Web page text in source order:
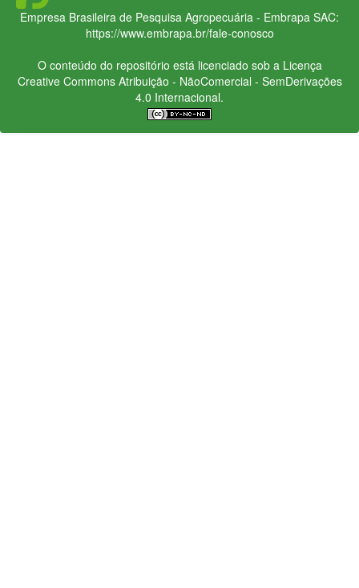
Empresa Brasileira de Pesquisa Agropecuária - Embrapa SAC:
https://www.embrapa.br/fale-conosco
O conteúdo do repositório está licenciado sob a Licença
Creative CommonsAtribuição - NãoComercial - SemDerivações
4.0 Internacional.